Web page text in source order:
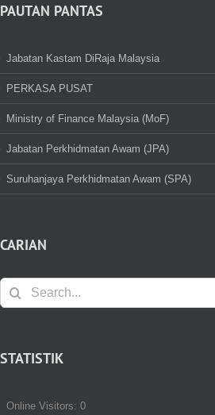
PAUTAN PANTAS
Jabatan Kastam DiRaja Malaysia
PERKASA PUSAT
Ministry of Finance Malaysia (MoF)
Jabatan Perkhidmatan Awam (JPA)
Suruhanjaya Perkhidmatan Awam (SPA)
CARIAN
Search
for:
STATISTIK
Online Visitors: 0